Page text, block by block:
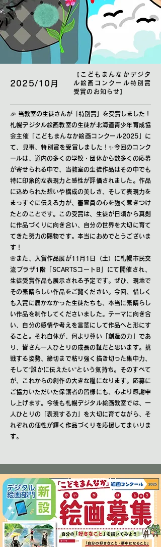
2025/10月
【こどもまんなかデジタ
ル絵画コンクール特別賞
受賞のお知らせ】
🎉 当教室の生徒さんが「特別賞」を受賞しました！
札幌デジタル絵画教室の生徒が北海道青少年育成協
会主催「こどもまんなか絵画コンクール2025」に
て、見事、特別賞を受賞しました！✨今回のコンク
ールは、道内の多くの学校・団体から数多くの応募
が寄せられる中で、当教室の生徒作品はその中でも
特に印象的な表現力と感性が評価されました。作品
に込められた想いや構成の美しさ、そして表現力を
まっすぐに伝える力が、審査員の心を強く惹きつけ
たとのことです。この受賞は、生徒が日頃から真剣
に作品づくりに向き合い、自分の世界を大切に育て
てきた努力の賜物です。本当におめでとうございま
す！
🌸また、入賞作品展が11月1日（土）に札幌市民交
流プラザ1階「SCARTSコートB」にて開催され、
生徒受賞作品も展示される予定です。ぜひ、現地で
その素晴らしい作品をご覧ください。今回、惜しく
も入賞に届かなかった生徒たちも、本当に素晴らし
い作品を制作してくださいました。テーマに向き合
い、自分の感情や考えを言葉にして作品へと形にす
ること。それ自体が、何より尊い「創造の力」であ
り、皆さん一人ひとりの成長の証だと思います。挑
戦する姿勢、締切まで粘り強く描き切った集中力、
そして“誰かに伝えたい”という気持ち。そのすべて
が、これからの創作の大きな糧になります。応募に
ご協力いただいた保護者の皆様にも、心より感謝申
し上げます。今後も札幌デジタル絵画教室では、一
人ひとりの「表現する力」を大切に育てながら、そ
れぞれの個性が輝く作品づくりを応援してまいりま
す。